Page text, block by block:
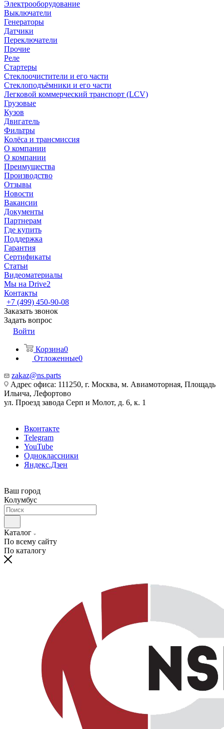
Электрооборудование
Выключатели
Генераторы
Датчики
Переключатели
Прочие
Реле
Стартеры
Стеклоочистители и его части
Стеклоподъёмники и его части
Легковой коммерческий транспорт (LCV)
Грузовые
Кузов
Двигатель
Фильтры
Колёса и трансмиссия
О компании
О компании
Преимущества
Производство
Отзывы
Новости
Вакансии
Документы
Партнерам
Где купить
Поддержка
Гарантия
Сертификаты
Статьи
Видеоматериалы
Мы на Drive2
Контакты
+7 (499) 450-90-08
Заказать звонок
Задать вопрос
Войти
Корзина0
Отложенные0
zakaz@ns.parts
Адрес офиса: 111250, г. Москва, м. Авиамоторная, Площадь
Ильича, Лефортово
ул. Проезд завода Серп и Молот, д. 6, к. 1
Вконтакте
Telegram
YouTube
Одноклассники
Яндекс.Дзен
Ваш город
Колумбус
Каталог
По всему сайту
По каталогу